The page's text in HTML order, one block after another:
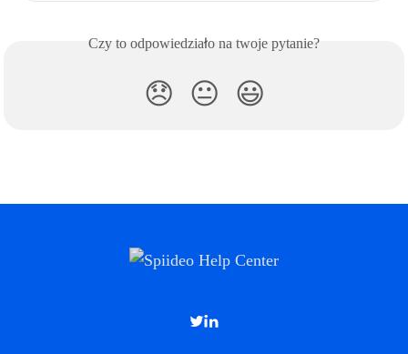
Czy to odpowiedziało na twoje pytanie?
😞 😐 😃